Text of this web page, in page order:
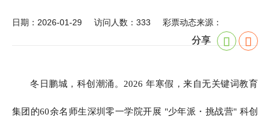
日期：2026-01-29 访问人数：333 彩票动态来源：
分享
冬日鹏城，科创潮涌。2026 年寒假，来自无关键词教育
集团的60余名师生深圳零一学院开展 "少年派・挑战营" 科创